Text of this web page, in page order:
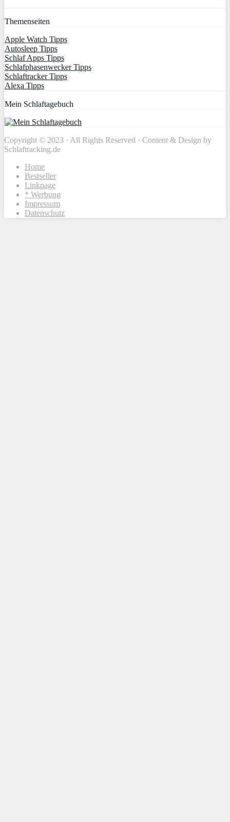
Themenseiten
Apple Watch Tipps
Autosleep Tipps
Schlaf Apps Tipps
Schlafphasenwecker Tipps
Schlaftracker Tipps
Alexa Tipps
Mein Schlaftagebuch
Copyright © 2023 · All Rights Reserved · Content & Design by
Schlaftracking.de
Home
Bestseller
Linkpage
* Werbung
Impressum
Datenschutz